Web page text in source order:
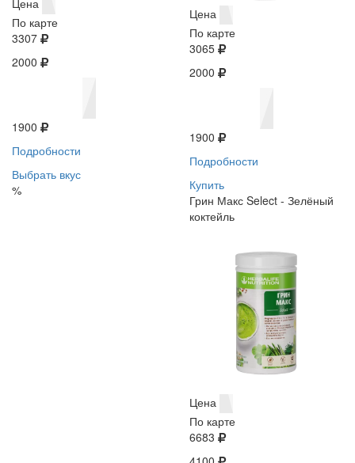
По карте
3307
2000
1900
Подробности
Выбрать вкус
%
Цена
По карте
3065
2000
1900
Подробности
Купить
Грин Макс Select - Зелёный
коктейль
Цена
По карте
6683